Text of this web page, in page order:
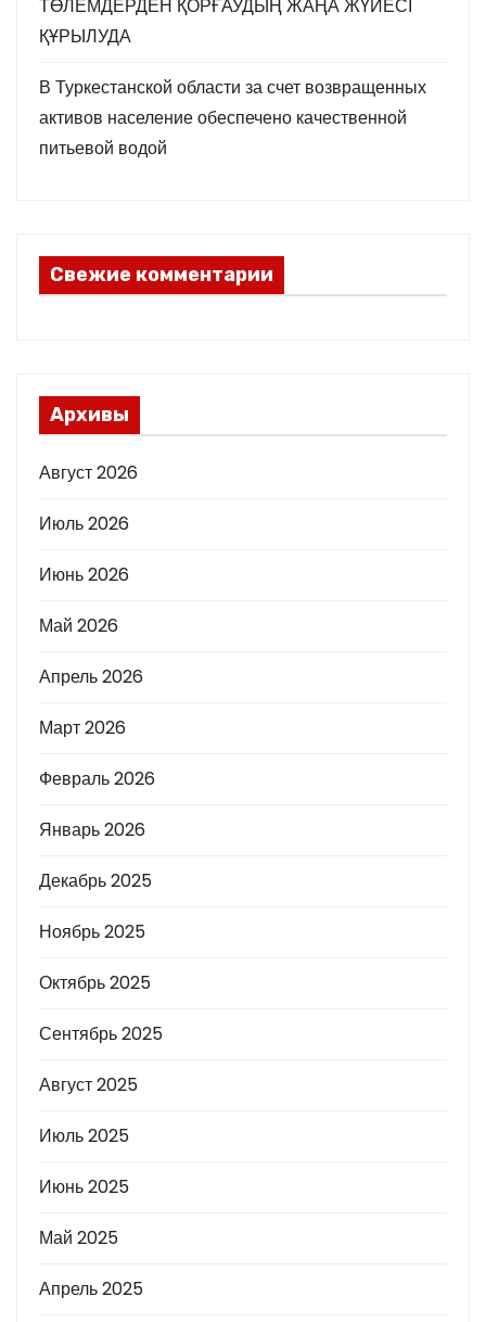
ТӨЛЕМДЕРДЕН ҚОРҒАУДЫҢ ЖАҢА ЖҮЙЕСІ
ҚҰРЫЛУДА
В Туркестанской области за счет возвращенных
активов население обеспечено качественной
питьевой водой
Свежие комментарии
Архивы
Август 2026
Июль 2026
Июнь 2026
Май 2026
Апрель 2026
Март 2026
Февраль 2026
Январь 2026
Декабрь 2025
Ноябрь 2025
Октябрь 2025
Сентябрь 2025
Август 2025
Июль 2025
Июнь 2025
Май 2025
Апрель 2025